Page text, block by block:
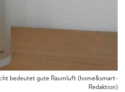
bedeutet gute Raumluft (home&smart-
Redaktion)